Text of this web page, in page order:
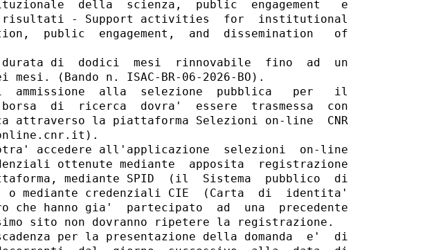
della  scienza,  public  engagement   e
risultati - Support activities  for  institutional
public  engagement,  and  dissemination   of
di  dodici  mesi  rinnovabile  fino  ad  un
mesi. (Bando n. ISAC-BR-06-2026-BO).
ammissione  alla  selezione  pubblica   per   il
borsa  di  ricerca  dovra'  essere  trasmessa  con
attraverso la piattaforma Selezioni on-line  CNR
accedere all'applicazione  selezioni  on-line
ottenute mediante  apposita  registrazione
mediante SPID  (il  Sistema  pubblico  di
mediante credenziali CIE  (Carta  di  identita'
che hanno gia'  partecipato  ad  una  precedente
sito non dovranno ripetere la registrazione.
per la presentazione della domanda  e'  di